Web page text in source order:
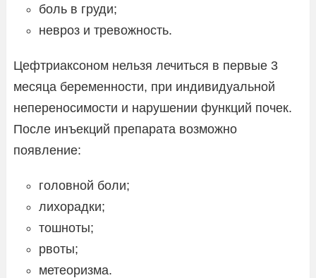
боль в груди;
невроз и тревожность.
Цефтриаксоном нельзя лечиться в первые 3
месяца беременности, при индивидуальной
непереносимости и нарушении функций почек.
После инъекций препарата возможно
появление:
головной боли;
лихорадки;
тошноты;
рвоты;
метеоризма.